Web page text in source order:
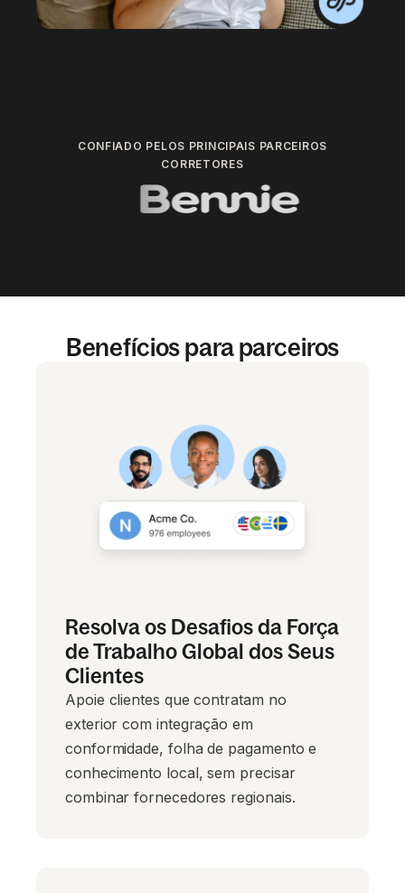
CONFIADO PELOS PRINCIPAIS PARCEIROS
CORRETORES
Benefícios para parceiros
Resolva os Desafios da Força
de Trabalho Global dos Seus
Clientes
Apoie clientes que contratam no
exterior com integração em
conformidade, folha de pagamento e
conhecimento local, sem precisar
combinar fornecedores regionais.